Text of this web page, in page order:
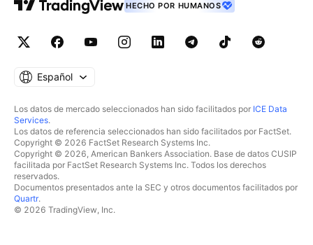
HECHO POR HUMANOS
Español
Los datos de mercado seleccionados han sido facilitados por ICE Data
Services.
Los datos de referencia seleccionados han sido facilitados por FactSet.
Copyright © 2026 FactSet Research Systems Inc.
Copyright © 2026, American Bankers Association. Base de datos CUSIP
facilitada por FactSet Research Systems Inc. Todos los derechos
reservados.
Documentos presentados ante la SEC y otros documentos facilitados por
Quartr.
© 2026 TradingView, Inc.